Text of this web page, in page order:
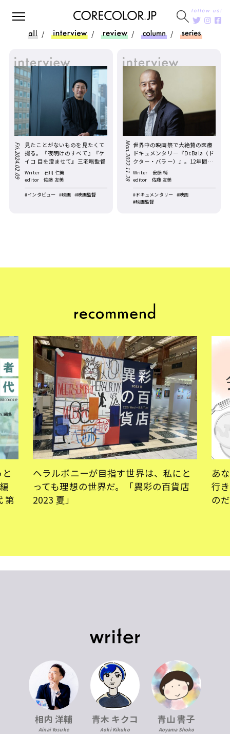
Fri.2024.02.09
見たことがないものを見たくて
撮る。『夜明けのすべて』『ケ
イコ 目を澄ませて』三宅唱監督
Writer 石川 仁美
editor佐藤 友美
#インタビュー #映画 #映画監督
Mon.2022.11.28 世界中の映画祭で大絶賛の医療
ドキュメンタリー『Dr.Bala（ド
クター・バラー）』。12年間の
活動に密着したコービー・シマ
ダ監督に聞く
Writer 安藤 梢
editor 佐藤 友美
#ドキュメンタリー #映画
#映画監督
第
ヘラルボニーが目指す世界は、私にと
っても理想の世界だ。「異彩の百貨店
2023 夏」
あ
行
の
相内 洋輔
Ainai Yosuke
青木 キクコ
Aoki Kikuko
青山 書子
Aoyama Shoko